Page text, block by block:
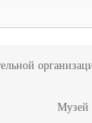
Музей